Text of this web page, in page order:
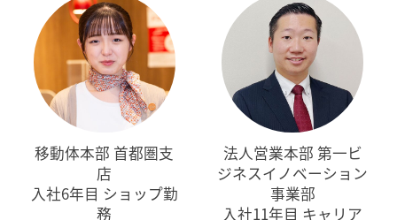
移動体本部 首都圏支
店
入社6年目 ショップ勤
務
法人営業本部 第一ビ
ジネスイノベーション
事業部
入社11年目 キャリア